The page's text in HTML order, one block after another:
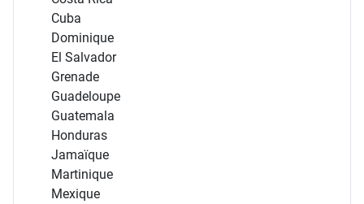
Cuba
Dominique
El Salvador
Grenade
Guadeloupe
Guatemala
Honduras
Jamaïque
Martinique
Mexique